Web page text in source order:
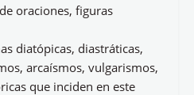
oraciones, figuras
diatópicas, diastráticas,
arcaísmos, vulgarismos,
que inciden en este